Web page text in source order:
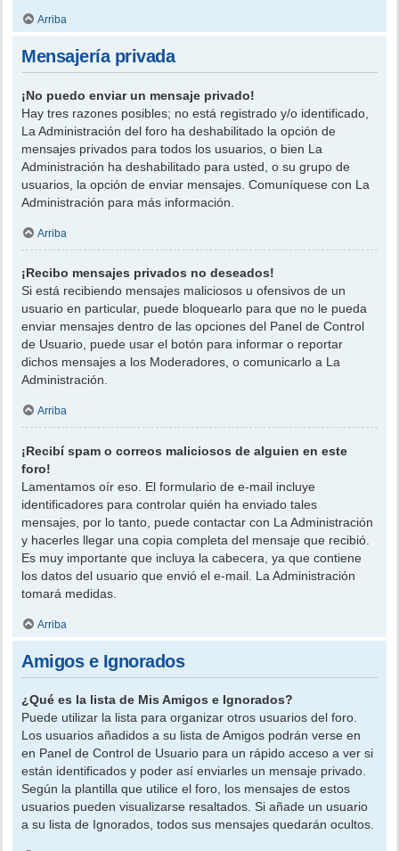
Arriba
Mensajería privada
¡No puedo enviar un mensaje privado!
Hay tres razones posibles; no está registrado y/o identificado,
La Administración del foro ha deshabilitado la opción de
mensajes privados para todos los usuarios, o bien La
Administración ha deshabilitado para usted, o su grupo de
usuarios, la opción de enviar mensajes. Comuníquese con La
Administración para más información.
Arriba
¡Recibo mensajes privados no deseados!
Si está recibiendo mensajes maliciosos u ofensivos de un
usuario en particular, puede bloquearlo para que no le pueda
enviar mensajes dentro de las opciones del Panel de Control
de Usuario, puede usar el botón para informar o reportar
dichos mensajes a los Moderadores, o comunicarlo a La
Administración.
Arriba
¡Recibí spam o correos maliciosos de alguien en este
foro!
Lamentamos oír eso. El formulario de e-mail incluye
identificadores para controlar quién ha enviado tales
mensajes, por lo tanto, puede contactar con La Administración
y hacerles llegar una copia completa del mensaje que recibió.
Es muy importante que incluya la cabecera, ya que contiene
los datos del usuario que envió el e-mail. La Administración
tomará medidas.
Arriba
Amigos e Ignorados
¿Qué es la lista de Mis Amigos e Ignorados?
Puede utilizar la lista para organizar otros usuarios del foro.
Los usuarios añadidos a su lista de Amigos podrán verse en
en Panel de Control de Usuario para un rápido acceso a ver si
están identificados y poder así enviarles un mensaje privado.
Según la plantilla que utilice el foro, los mensajes de estos
usuarios pueden visualizarse resaltados. Si añade un usuario
a su lista de Ignorados, todos sus mensajes quedarán ocultos.